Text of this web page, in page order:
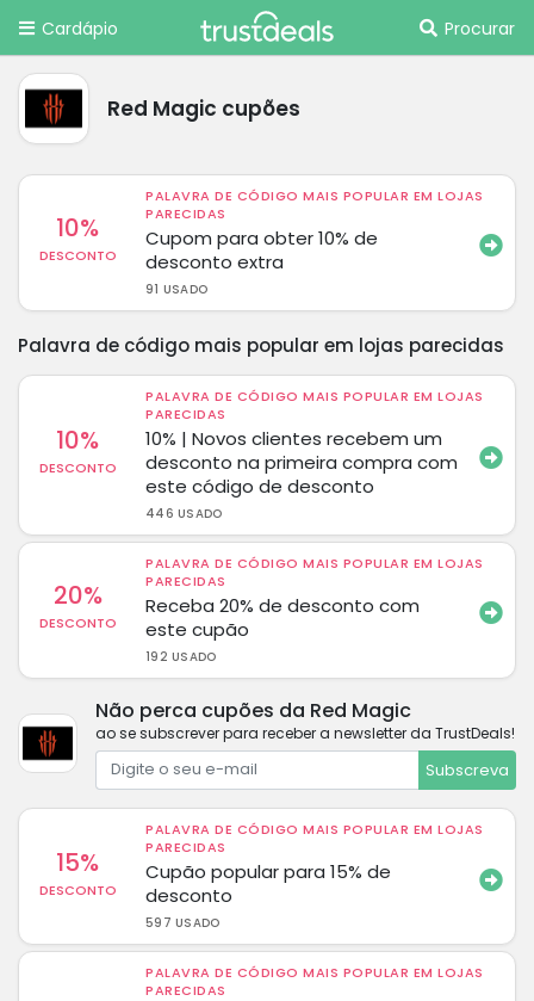
Cardápio Procurar
Red Magic cupões
10%
DESCONTO
PALAVRA DE CÓDIGO MAIS POPULAR EM LOJAS
PARECIDAS
Cupom para obter 10% de
desconto extra
91 USADO
Palavra de código mais popular em lojas parecidas
10%
DESCONTO
PALAVRA DE CÓDIGO MAIS POPULAR EM LOJAS
PARECIDAS
10% | Novos clientes recebem um
desconto na primeira compra com
este código de desconto
446 USADO
20%
DESCONTO
PALAVRA DE CÓDIGO MAIS POPULAR EM LOJAS
PARECIDAS
Receba 20% de desconto com
este cupão
192 USADO
Não perca cupões da Red Magic
ao se subscrever para receber a newsletter da TrustDeals!
Subscreva
15%
DESCONTO
PALAVRA DE CÓDIGO MAIS POPULAR EM LOJAS
PARECIDAS
Cupão popular para 15% de
desconto
597 USADO
PALAVRA DE CÓDIGO MAIS POPULAR EM LOJAS
PARECIDAS